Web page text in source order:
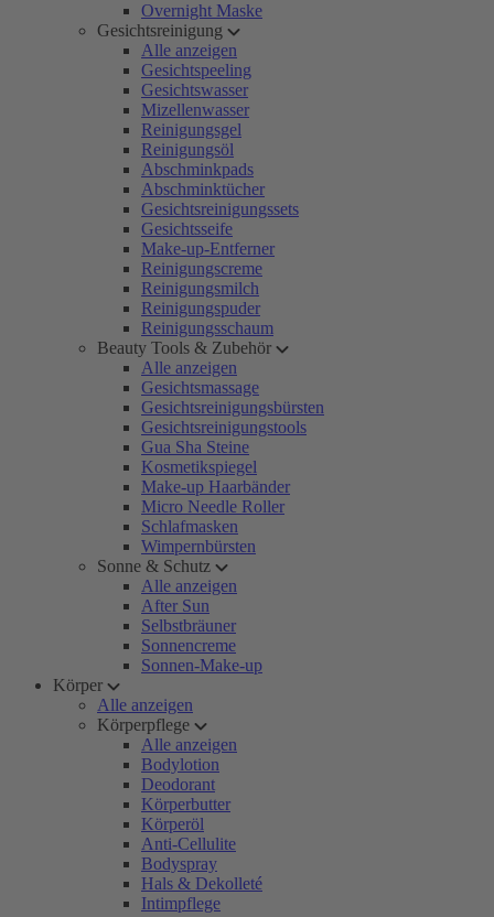
Overnight Maske
Gesichtsreinigung
Alle anzeigen
Gesichtspeeling
Gesichtswasser
Mizellenwasser
Reinigungsgel
Reinigungsöl
Abschminkpads
Abschminktücher
Gesichtsreinigungssets
Gesichtsseife
Make-up-Entferner
Reinigungscreme
Reinigungsmilch
Reinigungspuder
Reinigungsschaum
Beauty Tools & Zubehör
Alle anzeigen
Gesichtsmassage
Gesichtsreinigungsbürsten
Gesichtsreinigungstools
Gua Sha Steine
Kosmetikspiegel
Make-up Haarbänder
Micro Needle Roller
Schlafmasken
Wimpernbürsten
Sonne & Schutz
Alle anzeigen
After Sun
Selbstbräuner
Sonnencreme
Sonnen-Make-up
Körper
Alle anzeigen
Körperpflege
Alle anzeigen
Bodylotion
Deodorant
Körperbutter
Körperöl
Anti-Cellulite
Bodyspray
Hals & Dekolleté
Intimpflege